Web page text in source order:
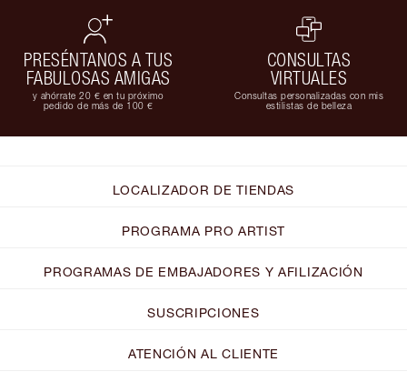
PRESÉNTANOS A TUS
FABULOSAS AMIGAS
y ahórrate 20 € en tu próximo
pedido de más de 100 €
CONSULTAS
VIRTUALES
Consultas personalizadas con mis
estilistas de belleza
LOCALIZADOR DE TIENDAS
PROGRAMA PRO ARTIST
PROGRAMAS DE EMBAJADORES Y AFILIZACIÓN
SUSCRIPCIONES
ATENCIÓN AL CLIENTE